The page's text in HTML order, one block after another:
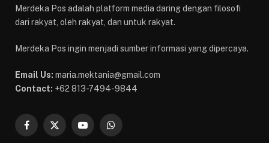
Merdeka Pos adalah platform media daring dengan filosofi
dari rakyat, oleh rakyat, dan untuk rakyat.
Merdeka Pos ingin menjadi sumber informasi yang dipercaya.
Email Us: maria.mektania@gmail.com
Contact: +62 813-7494-9844
Facebook
X
YouTubeWhatsApp